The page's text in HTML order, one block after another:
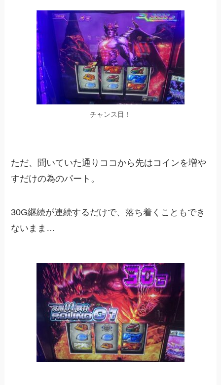
チャンス目！
ただ、聞いていた通りココから先はコインを増や
すだけの為のパート。
30G継続が連続するだけで、落ち着くこともでき
ないまま…